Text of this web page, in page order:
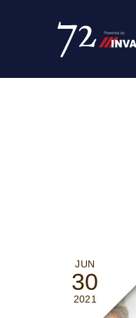
JUN
30
2021